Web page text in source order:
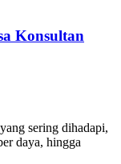
Konsultan
sering dihadapi,
daya, hingga